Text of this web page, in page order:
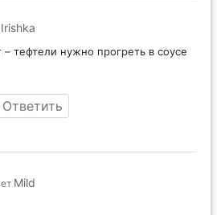
Irishka
– тефтели нужно прогреть в соусе
Ответить
Mild